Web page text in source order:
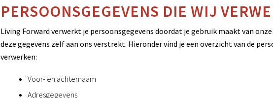
PERSOONSGEGEVENS DIE WIJ
Living Forward verwerkt je persoonsgegevens doordat je gebruik maakt van
deze gegevens zelf aan ons verstrekt. Hieronder vind je een overzicht van de
verwerken:
Voor- en achternaam
Adresgegevens